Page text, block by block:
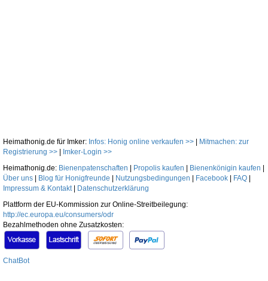
Heimathonig.de für Imker: Infos: Honig online verkaufen >>
Mitmachen: zur
Registrierung >>
Imker-Login >>
Heimathonig.de: Bienenpatenschaften Propolis kaufen Bienenkönigin kaufen
Über uns
Blog für Honigfreunde Nutzungsbedingungen Facebook FAQ
Impressum & Kontakt|
Datenschutzerklärung
Plattform der EU-Kommission zur Online-Streitbeilegung:
http://ec.europa.eu/consumers/odr
Bezahlmethoden ohne Zusatzkosten:
ChatBot